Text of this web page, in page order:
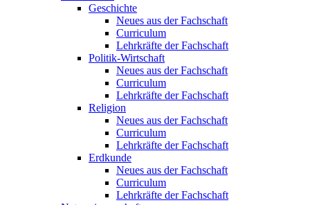
Geschichte
Neues aus der Fachschaft
Curriculum
Lehrkräfte der Fachschaft
Politik-Wirtschaft
Neues aus der Fachschaft
Curriculum
Lehrkräfte der Fachschaft
Religion
Neues aus der Fachschaft
Curriculum
Lehrkräfte der Fachschaft
Erdkunde
Neues aus der Fachschaft
Curriculum
Lehrkräfte der Fachschaft